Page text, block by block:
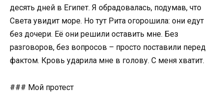
десять дней в Египет. Я обрадовалась, подумав, что
Света увидит море. Но тут Рита огорошила: они едут
без дочери. Её они решили оставить мне. Без
разговоров, без вопросов – просто поставили перед
фактом. Кровь ударила мне в голову. С меня хватит.
### Мой протест